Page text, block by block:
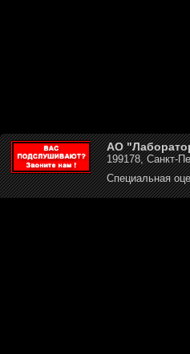
АО
199178, Санкт-
Специальная